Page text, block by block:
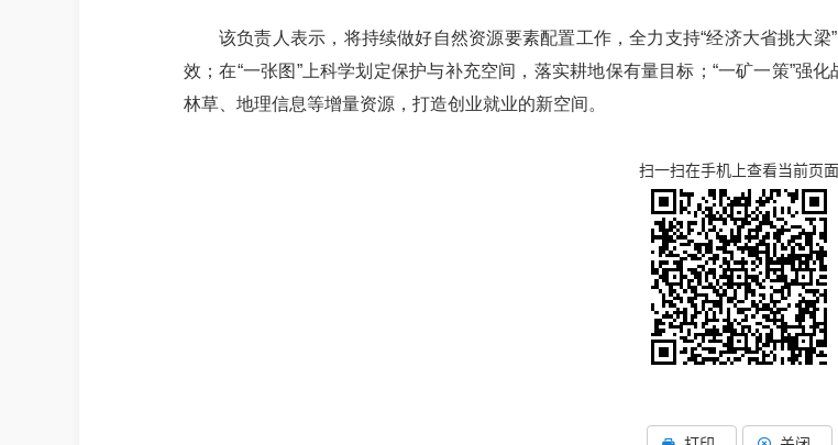
该负责人表示，将持续做好自然资源要素配置工作，全力支持“经济大省挑大梁
效；在“一张图”上科学划定保护与补充空间，落实耕地保有量目标；“一矿一策”强
林草、地理信息等增量资源，打造创业就业的新空间。
扫一扫在手机上查看当前页面